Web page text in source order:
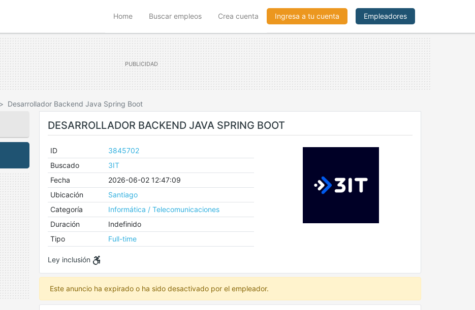
Home(current)Buscar empleos Crea cuenta Ingresa a tu cuenta Empleadores
Desarrollador Backend Java Spring Boot
DESARROLLADOR BACKEND JAVA SPRING BOOT
ID
3845702
Buscado
3IT
Fecha
2026-06-02 12:47:09
Ubicación
Santiago
Categoría
Informática / Telecomunicaciones
Duración
Indefinido
Tipo
Full-time
Ley inclusión
Este anuncio ha expirado o ha sido desactivado por el empleador.